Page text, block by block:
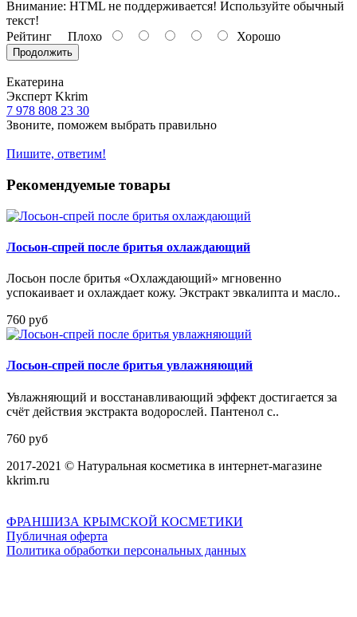
Внимание: HTML не поддерживается! Используйте обычный
текст!
Рейтинг Плохо Хорошо
Продолжить
Екатерина
Эксперт Kkrim
7 978 808 23 30
Звоните, поможем выбрать правильно
Пишите, ответим!
Рекомендуемые товары
Лосьон-спрей после бритья охлаждающий
Лосьон после бритья «Охлаждающий» мгновенно
успокаивает и охлаждает кожу. Экстракт эвкалипта и масло..
760 руб
Лосьон-спрей после бритья увлажняющий
Увлажняющий и восстанавливающий эффект достигается за
счёт действия экстракта водорослей. Пантенол с..
760 руб
2017-2021 © Натуральная косметика в интернет-магазине
kkrim.ru
ФРАНШИЗА КРЫМСКОЙ КОСМЕТИКИ
Публичная оферта
Политика обработки персональных данных